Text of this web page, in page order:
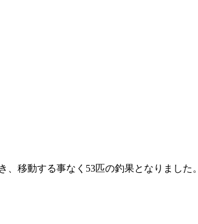
移動する事なく53匹の釣果となりました。